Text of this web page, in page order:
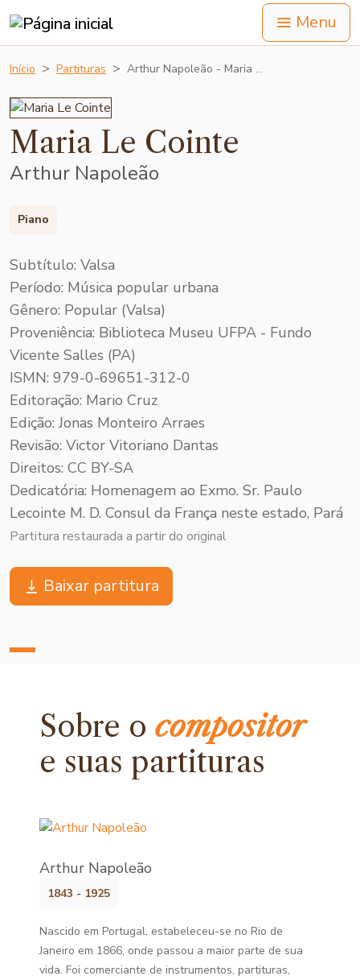
Menu
Início Partituras Arthur Napoleão - Maria …
Maria Le Cointe
Arthur Napoleão
Piano
Subtítulo: Valsa
Período: Música popular urbana
Gênero: Popular (Valsa)
Proveniência: Biblioteca Museu UFPA - Fundo
Vicente Salles (PA)
ISMN: 979-0-69651-312-0
Editoração: Mario Cruz
Edição: Jonas Monteiro Arraes
Revisão: Victor Vitoriano Dantas
Direitos: CC BY-SA
Dedicatória: Homenagem ao Exmo. Sr. Paulo
Lecointe M. D. Consul da França neste estado, Pará
Partitura restaurada a partir do original
Baixar partitura
Sobre ocompositor
e suas partituras
Arthur Napoleão
1843 - 1925
Nascido em Portugal, estabeleceu-se no Rio de
Janeiro em 1866, onde passou a maior parte de sua
vida. Foi comerciante de instrumentos, partituras,